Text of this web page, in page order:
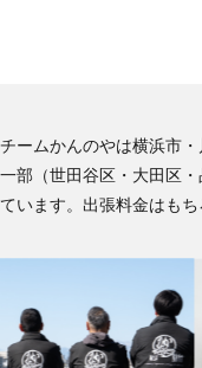
チームかんのやは横浜市
一部（世田谷区・大田区
ています。出張料金はもち